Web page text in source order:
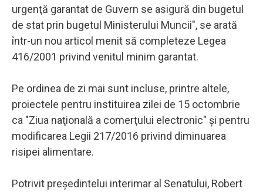
urgenţă garantat de Guvern se asigură din bugetul
de stat prin bugetul Ministerului Muncii", se arată
într-un nou articol menit să completeze Legea
416/2001 privind venitul minim garantat.
Pe ordinea de zi mai sunt incluse, printre altele,
proiectele pentru instituirea zilei de 15 octombrie
ca "Ziua naţională a comerţului electronic" şi pentru
modificarea Legii 217/2016 privind diminuarea
risipei alimentare.
Potrivit preşedintelui interimar al Senatului, Robert